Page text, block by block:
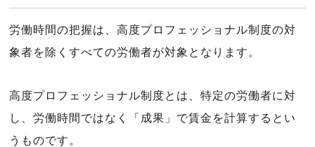
労働時間の把握は、高度プロフェッショナル制度の対
象者を除くすべての労働者が対象となります。
高度プロフェッショナル制度とは、特定の労働者に対
し、労働時間ではなく「成果」で賃金を計算するとい
うものです。